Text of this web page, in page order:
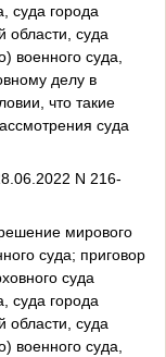
суда города
области, суда
военного суда,
делу в
что такие
суда
N 216-
мирового
суда; приговор
суда
суда города
области, суда
военного суда,